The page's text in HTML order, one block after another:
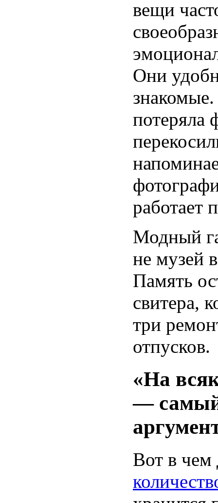
вещи
Они
потеряла
работает
Модный
не музей
Память
свитера,
три
отпусков.
«На
—
Вот в